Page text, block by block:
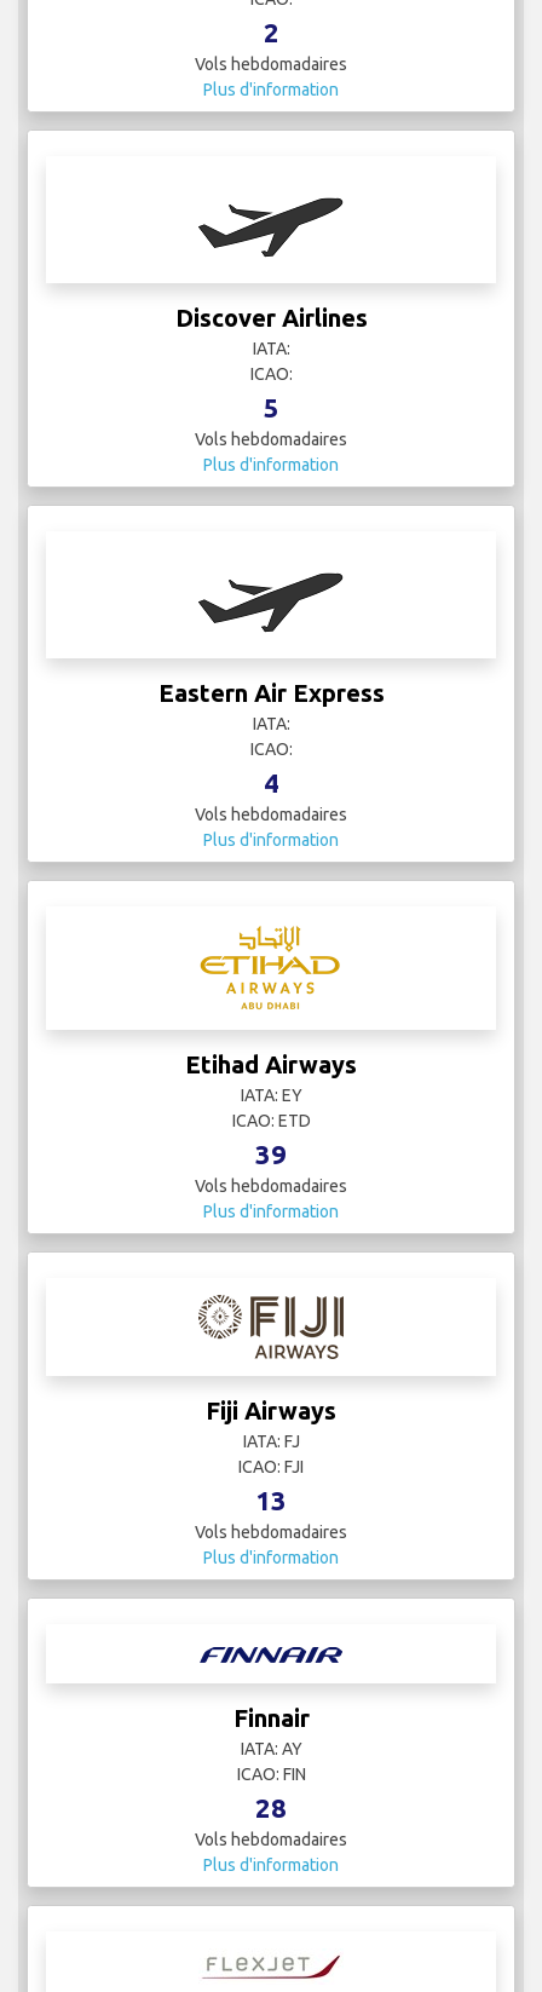
2
Vols hebdomadaires
Plus d'information
Discover Airlines
IATA:
ICAO:
5
Vols hebdomadaires
Plus d'information
Eastern Air Express
IATA:
ICAO:
4
Vols hebdomadaires
Plus d'information
Etihad Airways
IATA: EY
ICAO: ETD
39
Vols hebdomadaires
Plus d'information
Fiji Airways
IATA: FJ
ICAO: FJI
13
Vols hebdomadaires
Plus d'information
Finnair
IATA: AY
ICAO: FIN
28
Vols hebdomadaires
Plus d'information